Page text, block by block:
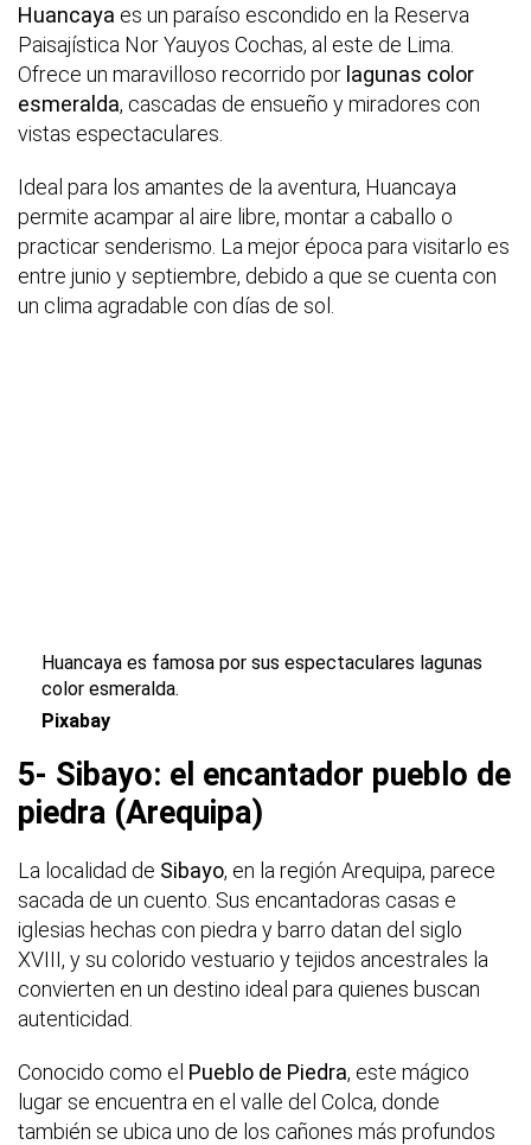
Huancaya es un paraíso escondido en la Reserva
Paisajística Nor Yauyos Cochas, al este de Lima.
Ofrece un maravilloso recorrido por lagunas color
esmeralda, cascadas de ensueño y miradores con
vistas espectaculares.
Ideal para los amantes de la aventura, Huancaya
permite acampar al aire libre, montar a caballo o
practicar senderismo. La mejor época para visitarlo es
entre junio y septiembre, debido a que se cuenta con
un clima agradable con días de sol.
Huancaya es famosa por sus espectaculares lagunas
color esmeralda.
Pixabay
5- Sibayo: el encantador pueblo de
piedra (Arequipa)
La localidad de Sibayo, en la región Arequipa, parece
sacada de un cuento. Sus encantadoras casas e
iglesias hechas con piedra y barro datan del siglo
XVIII, y su colorido vestuario y tejidos ancestrales la
convierten en un destino ideal para quienes buscan
autenticidad.
Conocido como el Pueblo de Piedra, este mágico
lugar se encuentra en el valle del Colca, donde
también se ubica uno de los cañones más profundos